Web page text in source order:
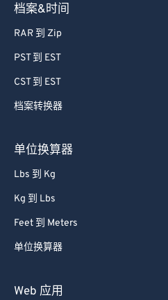
档案&时间
RAR 到 Zip
PST 到 EST
CST 到 EST
档案转换器
单位换算器
Lbs 到 Kg
Kg 到 Lbs
Feet 到 Meters
单位换算器
Web 应用